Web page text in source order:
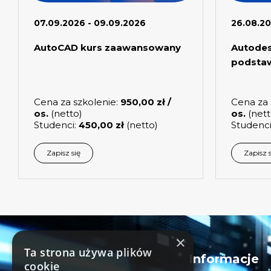
07.09.2026 - 09.09.2026
AutoCAD kurs zaawansowany
Cena za szkolenie: 950,00 zł/
os. (netto)
Studenci: 450,00 zł (netto)
Zapisz się
Cena
os.
Zapisz
Informacje
×
Ta strona używa plików
cookie